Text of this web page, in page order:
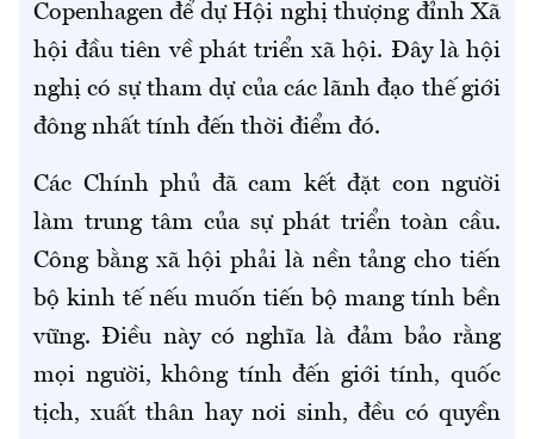
Copenhagen để dự Hội nghị thượng đỉnh Xã
hội đầu tiên về phát triển xã hội. Đây là hội
nghị có sự tham dự của các lãnh đạo thế giới
đông nhất tính đến thời điểm đó.
Các Chính phủ đã cam kết đặt con người
làm trung tâm của sự phát triển toàn cầu.
Công bằng xã hội phải là nền tảng cho tiến
bộ kinh tế nếu muốn tiến bộ mang tính bền
vững. Điều này có nghĩa là đảm bảo rằng
mọi người, không tính đến giới tính, quốc
tịch, xuất thân hay nơi sinh, đều có quyền